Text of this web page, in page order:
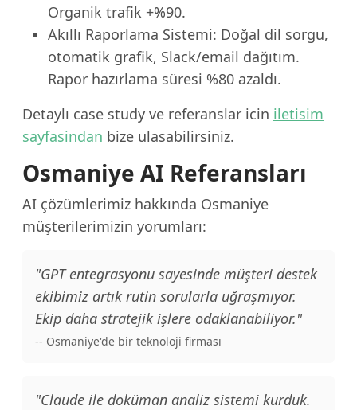
Organik trafik +%90.
Akıllı Raporlama Sistemi: Doğal dil sorgu,
otomatik grafik, Slack/email dağıtım.
Rapor hazırlama süresi %80 azaldı.
Detaylı case study ve referanslar icin iletisim
sayfasindan bize ulasabilirsiniz.
Osmaniye AI Referansları
AI çözümlerimiz hakkında Osmaniye
müşterilerimizin yorumları:
"GPT entegrasyonu sayesinde müşteri destek
ekibimiz artık rutin sorularla uğraşmıyor.
Ekip daha stratejik işlere odaklanabiliyor."
-- Osmaniye'de bir teknoloji firması
"Claude ile doküman analiz sistemi kurduk.